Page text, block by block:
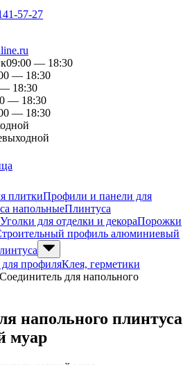
57-27
09:00 — 18:30
— 18:30
18:30
— 18:30
— 18:30
выходной
плиткиПрофили и панели для
напольныеПлинтуса
Уголки для отделки и декораПорожки
профиль алюминиевый
профиляКлея, герметики
для напольного
напольного плинтуса
муар